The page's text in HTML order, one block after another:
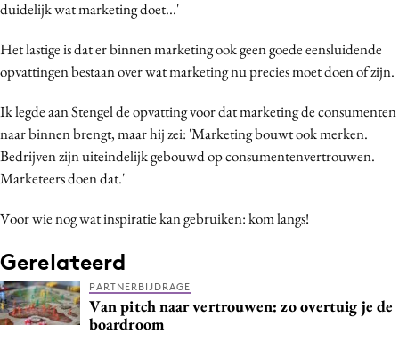
duidelijk wat marketing doet...'
Het lastige is dat er binnen marketing ook geen goede eensluidende
opvattingen bestaan over wat marketing nu precies moet doen of zijn.
Ik legde aan Stengel de opvatting voor dat marketing de consumenten
naar binnen brengt, maar hij zei: 'Marketing bouwt ook merken.
Bedrijven zijn uiteindelijk gebouwd op consumentenvertrouwen.
Marketeers doen dat.'
Voor wie nog wat inspiratie kan gebruiken: kom langs!
Gerelateerd
PARTNERBIJDRAGE
Van pitch naar vertrouwen: zo overtuig je de
boardroom